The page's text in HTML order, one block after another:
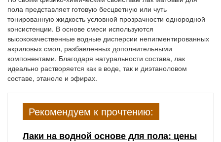
пола представляет готовую бесцветную или чуть
тонированную жидкость условной прозрачности однородной
консистенции. В основе смеси используются
высококачественные водные дисперсии непигментированных
акриловых смол, разбавленных дополнительными
компонентами. Благодаря натуральности состава, лак
идеально растворяется как в воде, так и диэтаноловом
составе, этаноле и эфирах.
Рекомендуем к прочтению:
Лаки на водной основе для пола: цены